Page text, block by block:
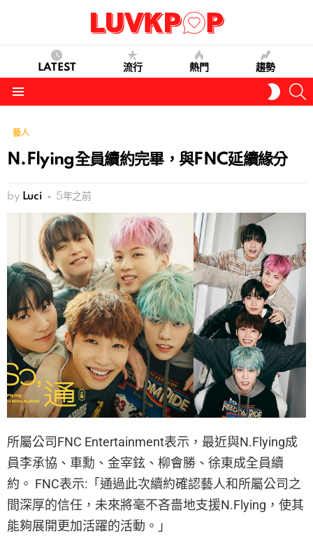
LATEST 流行 熱門 趨勢
SKIN
藝人
N.Flying全員續約完畢，與FNC延續緣分
by Luci 5年之前
所屬公司FNC Entertainment表示，最近與N.Flying成
員李承協、車勳、金宰鉉、柳會勝、徐東成全員續
約。 FNC表示:「通過此次續約確認藝人和所屬公司之
間深厚的信任，未來將毫不吝嗇地支援N.Flying，使其
能夠展開更加活躍的活動。」